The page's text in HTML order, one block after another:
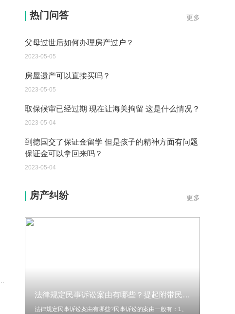
更多
热门问答
父母过世后如何办理房产过户？
房屋遗产可以直接买吗？
取保候审已经过期 现在让海关拘留 这是什么情况？
到德国交了保证金留学 但是孩子的精神方面有问题
2023-05-04
我想问一下申请护照需要带什么证件？
您好：请问从国外进口的费钢税率是多少？非常感
2023-05-04
你好 我想问一下外国人来这里工作没有护照该怎么
更多
房产纠纷
法律规定民事诉讼案由有哪些？提起附带民事诉讼的条件有哪些？
法律规定民事诉讼案由有哪些?民事诉讼的案由一般有：1、